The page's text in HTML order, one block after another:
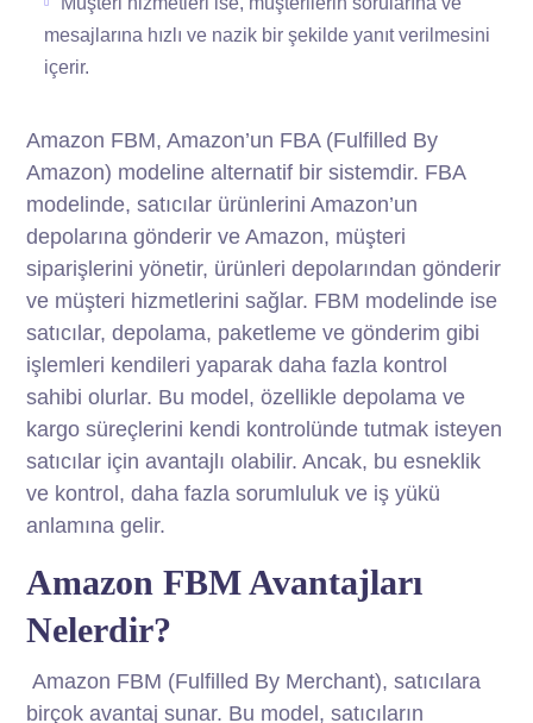
mesajlarına hızlı ve nazik bir şekilde yanıt verilmesini
içerir.
Amazon FBM, Amazon’un FBA (Fulfilled By
Amazon) modeline alternatif bir sistemdir. FBA
modelinde, satıcılar ürünlerini Amazon’un
depolarına gönderir ve Amazon, müşteri
siparişlerini yönetir, ürünleri depolarından gönderir
ve müşteri hizmetlerini sağlar. FBM modelinde ise
satıcılar, depolama, paketleme ve gönderim gibi
işlemleri kendileri yaparak daha fazla kontrol
sahibi olurlar. Bu model, özellikle depolama ve
kargo süreçlerini kendi kontrolünde tutmak isteyen
satıcılar için avantajlı olabilir. Ancak, bu esneklik
ve kontrol, daha fazla sorumluluk ve iş yükü
anlamına gelir.
Amazon FBM Avantajları
Nelerdir?
Amazon FBM (Fulfilled By Merchant), satıcılara
birçok avantaj sunar. Bu model, satıcıların